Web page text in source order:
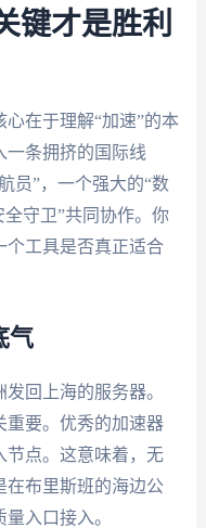
键才是胜利
在于理解“加速”的本
一条拥挤的国际线
员”，一个强大的“数
守卫”共同协作。你
个工具是否真正适合
气
回上海的服务器。
重要。优秀的加速器
节点。这意味着，无
在布里斯班的海边公
入口接入。